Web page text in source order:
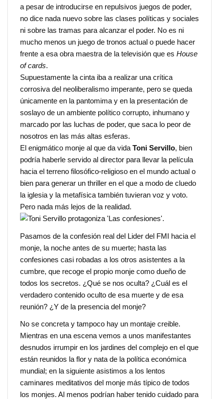
a pesar de introducirse en repulsivos juegos de poder,
no dice nada nuevo sobre las clases políticas y sociales
ni sobre las tramas para alcanzar el poder. No es ni
mucho menos un juego de tronos actual o puede hacer
frente a esa obra maestra de la televisión que es House
of cards.
Supuestamente la cinta iba a realizar una crítica
corrosiva del neoliberalismo imperante, pero se queda
únicamente en la pantomima y en la presentación de
soslayo de un ambiente político corrupto, inhumano y
marcado por las luchas de poder, que saca lo peor de
nosotros en las más altas esferas.
El enigmático monje al que da vida Toni Servillo, bien
podría haberle servido al director para llevar la película
hacia el terreno filosófico-religioso en el mundo actual o
bien para generar un thriller en el que a modo de cluedo
la iglesia y la metafísica también tuvieran voz y voto.
Pero nada más lejos de la realidad.
Pasamos de la confesión real del Lider del FMI hacia el
monje, la noche antes de su muerte; hasta las
confesiones casi robadas a los otros asistentes a la
cumbre, que recoge el propio monje como dueño de
todos los secretos. ¿Qué se nos oculta? ¿Cuál es el
verdadero contenido oculto de esa muerte y de esa
reunión? ¿Y de la presencia del monje?
No se concreta y tampoco hay un montaje creible.
Mientras en una escena vemos a unos manifestantes
desnudos irrumpir en los jardines del complejo en el que
están reunidos la flor y nata de la política económica
mundial; en la siguiente asistimos a los lentos
caminares meditativos del monje más típico de todos
los monjes. Al menos podrían haber tenido cuidado para